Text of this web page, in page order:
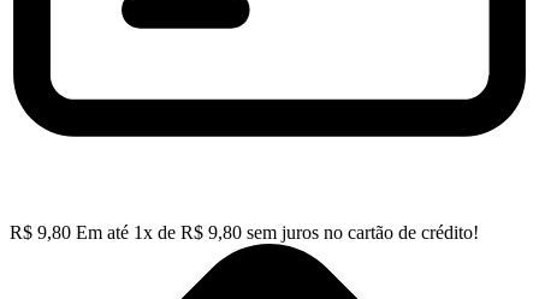
R$ 9,80 Em até 1x de R$ 9,80 sem juros no cartão de crédito!